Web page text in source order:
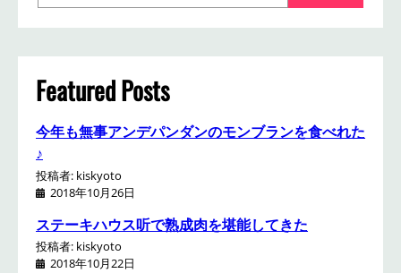
a
r
c
h
Featured Posts
今年も無事アンデパンダンのモンブランを食べれた
♪
投稿者: kiskyoto
2018年10月26日
ステーキハウス听で熟成肉を堪能してきた
投稿者: kiskyoto
2018年10月22日